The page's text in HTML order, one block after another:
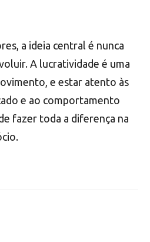
a ideia central é nunca
A lucratividade é uma
e estar atento às
e ao comportamento
fazer toda a diferença na